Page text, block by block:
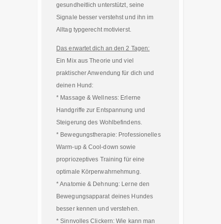
gesundheitlich unterstützt, seine
Signale besser verstehst und ihn im
Alltag typgerecht motivierst.
Das erwartet dich an den 2 Tagen:
Ein Mix aus Theorie und viel
praktischer Anwendung für dich und
deinen Hund:
* Massage & Wellness: Erlerne
Handgriffe zur Entspannung und
Steigerung des Wohlbefindens.
* Bewegungstherapie: Professionelles
Warm-up & Cool-down sowie
propriozeptives Training für eine
optimale Körperwahrnehmung.
* Anatomie & Dehnung: Lerne den
Bewegungsapparat deines Hundes
besser kennen und verstehen.
* Sinnvolles Clickern: Wie kann man